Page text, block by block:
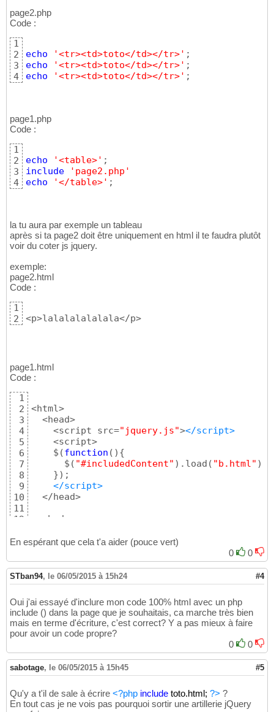
page2.php
Code :
1
2
3
4
echo '<tr><td>toto</td></tr>'
echo
'<tr><td>toto</td></tr>'
echo
'<tr><td>toto</td></tr>' ;
page1.php
Code :
1
2
3
4
echo '<table>'
include
'page2.php'
echo
'</table>' ;
la tu aura par exemple un tableau
après si ta page2 doit être uniquement en html il te faudra plutôt
voir du coter js jquery.
exemple:
page2.html
Code :
1
2
<p>lalalalalalala</p>
page1.html
Code :
1
2
3
4
5
6
7
8
9
10
11
12
14
<html>
  <head>
    <script src=
"jquery.js"></script>
    <script>
    $
(function ( ) {
      $
( "#includedContent" ) .load ( "b.html" )
}) ;
</script>
  </head>
  <body>
  </body>
En espérant que cela t'a aider (pouce vert)
0
0
STban94, le 06/05/2015 à 15h24 #4
Oui j'ai essayé d'inclure mon code 100% html avec un php
include () dans la page que je souhaitais, ca marche très bien
mais en terme d'écriture, c'est correct? Y a pas mieux à faire
pour avoir un code propre?
0
0
sabotage, le 06/05/2015 à 15h45 #5
Qu'y a t'il de sale à écrire <?php include toto.html; ?> ?
En tout cas je ne vois pas pourquoi sortir une artillerie jQuery